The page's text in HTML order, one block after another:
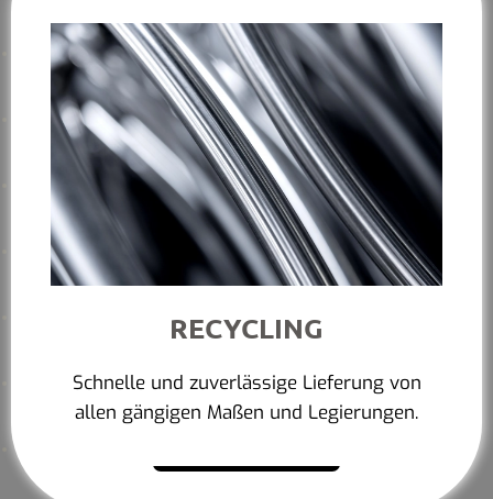
RECYCLING
Schnelle und zuverlässige Lieferung von
allen gängigen Maßen und Legierungen.